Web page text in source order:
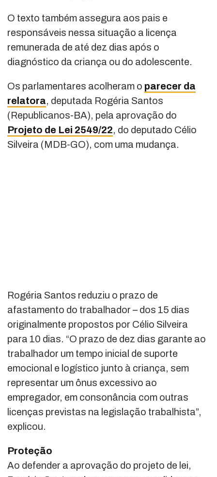
O texto também assegura aos pais e
responsáveis nessa situação a licença
remunerada de até dez dias após o
diagnóstico da criança ou do adolescente.
Os parlamentares acolheram o parecer da
relatora, deputada Rogéria Santos
(Republicanos-BA), pela aprovação do
Projeto de Lei 2549/22, do deputado Célio
Silveira (MDB-GO), com uma mudança.
Rogéria Santos reduziu o prazo de
afastamento do trabalhador – dos 15 dias
originalmente propostos por Célio Silveira
para 10 dias. “O prazo de dez dias garante ao
trabalhador um tempo inicial de suporte
emocional e logístico junto à criança, sem
representar um ônus excessivo ao
empregador, em consonância com outras
licenças previstas na legislação trabalhista”,
explicou.
Proteção
Ao defender a aprovação do projeto de lei,